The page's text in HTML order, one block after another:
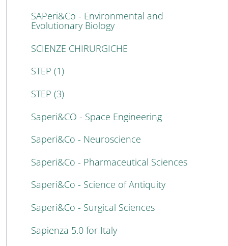
SAPeri&Co - Environmental and
Evolutionary Biology
SCIENZE CHIRURGICHE
STEP (1)
STEP (3)
Saperi&CO - Space Engineering
Saperi&Co - Neuroscience
Saperi&Co - Pharmaceutical Sciences
Saperi&Co - Science of Antiquity
Saperi&Co - Surgical Sciences
Sapienza 5.0 for Italy